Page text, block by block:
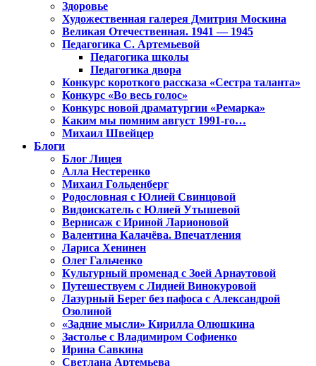
Здоровье
Художественная галерея Дмитрия Москина
Великая Отечественная. 1941 — 1945
Педагогика С. Артемьевой
Педагогика школы
Педагогика двора
Конкурс короткого рассказа «Сестра таланта»
Конкурс «Во весь голос»
Конкурс новой драматургии «Ремарка»
Каким мы помним август 1991-го…
Михаил Швейцер
Блоги
Блог Лицея
Алла Нестеренко
Михаил Гольденберг
Родословная с Юлией Свинцовой
Видоискатель с Юлией Утышевой
Вернисаж с Ириной Ларионовой
Валентина Калачёва. Впечатления
Лариса Хенинен
Олег Гальченко
Культурный променад с Зоей Арнаутовой
Путешествуем с Лидией Винокуровой
Лазурный Берег без пафоса с Александрой
Озолиной
«Задние мысли» Кирилла Олюшкина
Застолье с Владимиром Софиенко
Ирина Савкина
Светлана Артемьева